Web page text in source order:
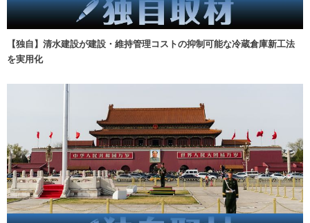
【独自】清水建設が建設・維持管理コストの抑制可能な冷蔵倉庫新工法
を実用化